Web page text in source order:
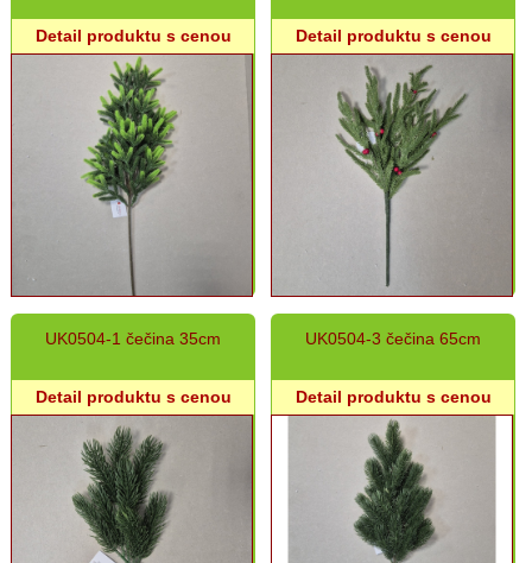
Grilovací
Polystyrénové
Lampáše
Mašle
Plechové
dekorácie
Keramické
Detail produktu s cenou Detail produktu s cenou
UK0504-1 čečina 35cm
Detail produktu s cenou
UK0504-3 čečina 65cm
Detail produktu s cenou